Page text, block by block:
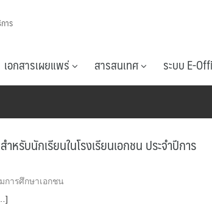
าร
เอกสารเผยแพร่ สารสนเทศ ระบบ E-
รับนักเรียนในโรงเรียนเอกชน ประจำปีการ
การศึกษาเอกชน